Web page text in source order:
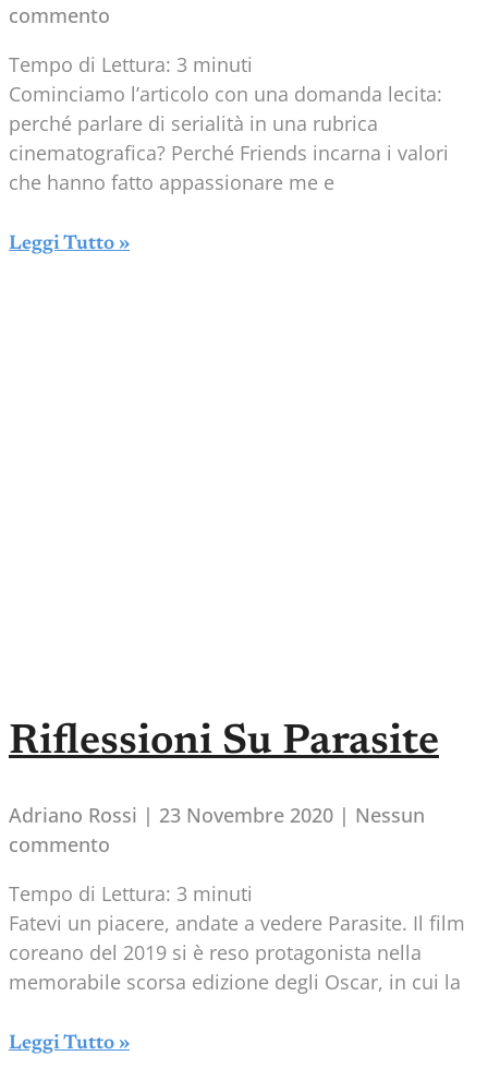
commento
Tempo di Lettura: 3 minuti
Cominciamo l’articolo con una domanda lecita:
perché parlare di serialità in una rubrica
cinematografica? Perché Friends incarna i valori
che hanno fatto appassionare me e
Leggi Tutto »
Riflessioni Su Parasite
Adriano Rossi 23 Novembre 2020
Nessun
commento
Tempo di Lettura: 3 minuti
Fatevi un piacere, andate a vedere Parasite. Il film
coreano del 2019 si è reso protagonista nella
memorabile scorsa edizione degli Oscar, in cui la
Leggi Tutto »